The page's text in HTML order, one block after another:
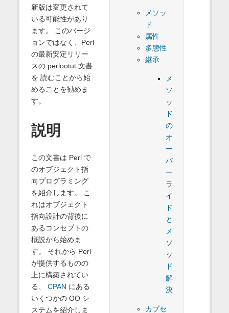
メソッ
ド
属性
多態性
継承
メ
ソ
ッ
ド
の
オ
ー
バ
ー
ラ
イ
ド
と
メ
ソ
ッ
ド
解
決
カプセ
新版は変更されて
いる可能性があり
ます。 このバージ
ョンではなく、Perl
の最新安定リリー
スの perlootut 文書
を 読むことから始
めることを勧めま
す。
説明
この文書は Perl で
のオブジェクト指
向プログラミング
を紹介します。 こ
れはオブジェクト
指向設計の背後に
あるコンセプトの
概説から始めま
す。 それから Perl
が提供するものの
上に構築されてい
る、 CPAN にある
いくつかの OO シ
ステムを紹介しま